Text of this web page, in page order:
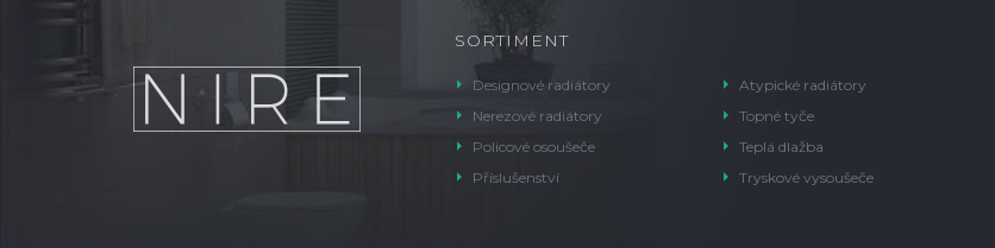
SORTIMENT
Designové radiátory
Nerezové radiátory
Policové osoušeče
Příslušenství
Atypické radiátory
Topné tyče
Teplá dlažba
Tryskové vysoušeče